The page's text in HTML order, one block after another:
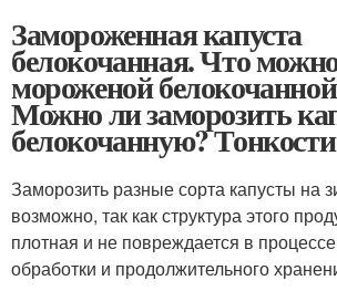
Замороженная капуста
белокочанная. Что
мороженой
Можно ли заморозить
белокочанную?
Заморозить разные сорта капусты на
возможно, так как структура этого
плотная и не повреждается в
обработки и продолжительного